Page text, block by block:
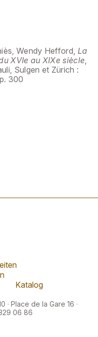
Wendy Hefford, La
XVIe au XIXe siècle
Sulgen et Zürich :
300
Katalog
· Place de la Gare 16 ·
06 86